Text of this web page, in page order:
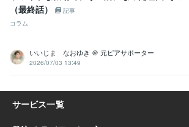
（最終話）
記事
コラム
いいじま なおゆき ＠ 元ピアサポーター
2026/07/03 13:49